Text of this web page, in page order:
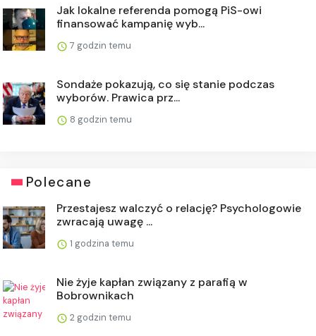
Jak lokalne referenda pomogą PiS-owi
finansować kampanię wyb...
7 godzin temu
Sondaże pokazują, co się stanie podczas
wyborów. Prawica prz...
8 godzin temu
Polecane
Przestajesz walczyć o relację? Psychologowie
zwracają uwagę ...
1 godzina temu
Nie żyje kapłan związany z parafią w
Bobrownikach
2 godzin temu